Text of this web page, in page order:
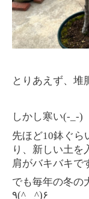
とりあえず、堆
しかし寒い(-_-)
先ほど10鉢ぐら
り、新しい土を
肩がバキバキで
でも毎年の冬の
٩(^‿^)۶